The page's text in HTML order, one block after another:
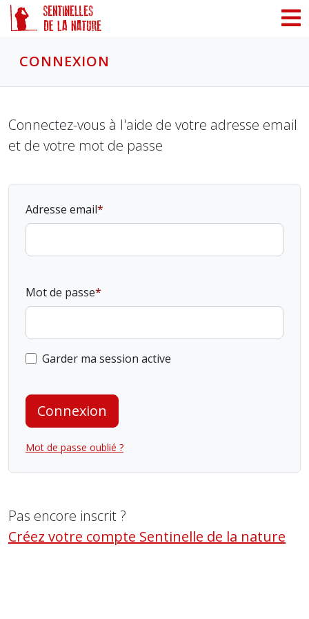
CONNEXION
Connectez-vous à l'aide de votre adresse email
et de votre mot de passe
Adresse email
Mot de passe
Garder ma session active
Connexion
Mot de passe oublié ?
Pas encore inscrit ?
Créez votre compte Sentinelle de la nature
Panneau de gestion des cookies